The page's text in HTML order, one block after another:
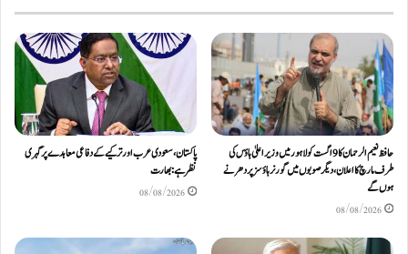
حافظ نعیم الرحمان کا 9 اگست کو لاہور میں وزیر اعلیٰ ہاؤس کی
طرف مارچ کا اعلان، دیگر صوبوں میں گورنر ہاؤسز پر دھرنے
ہوں گے
08/08/2026
پاکستان، سعودی عرب اور ترکیے کے دفاعی معاہدے پر گہری
نظر ہے: بھارت
08/08/2026